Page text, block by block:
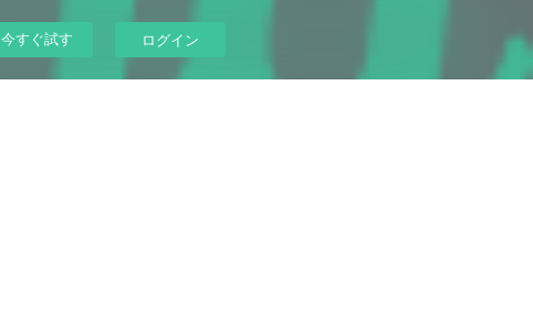
今すぐ試す ログイン